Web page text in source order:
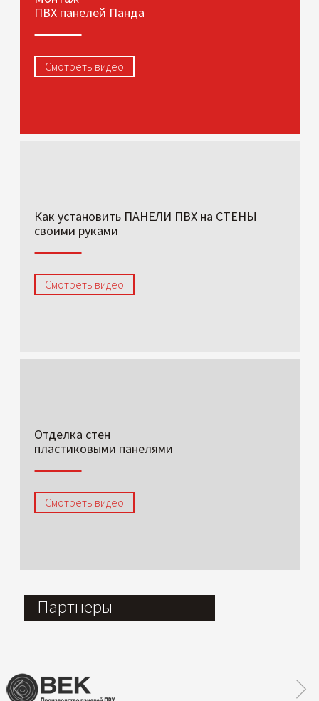
ПВХ панелей Панда
Смотреть видео
Как установить ПАНЕЛИ ПВХ на СТЕНЫ
своими руками
Смотреть видео
Отделка стен
пластиковыми панелями
Смотреть видео
Партнеры